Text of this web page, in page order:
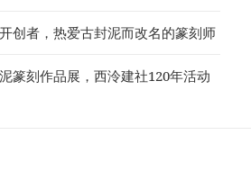
创者，热爱古封泥而改名的篆刻师
篆刻作品展，西泠建社120年活动